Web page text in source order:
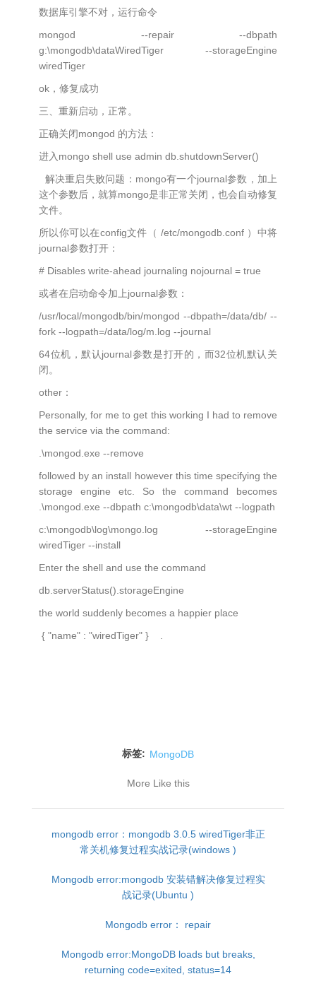
数据库引擎不对，运行命令
mongod --repair --dbpath
g:\mongodb\dataWiredTiger --storageEngine
wiredTiger
ok，修复成功
三、重新启动，正常。
正确关闭mongod 的方法：
进入mongo shell use admin db.shutdownServer()
解决重启失败问题：mongo有一个journal参数，加上
这个参数后，就算mongo是非正常关闭，也会自动修复
文件。
所以你可以在config文件（ /etc/mongodb.conf ）中将
journal参数打开：
# Disables write-ahead journaling nojournal = true
或者在启动命令加上journal参数：
/usr/local/mongodb/bin/mongod --dbpath=/data/db/ --
fork --logpath=/data/log/m.log --journal
64位机，默认journal参数是打开的，而32位机默认关
闭。
other：
Personally, for me to get this working I had to remove
the service via the command:
.\mongod.exe --remove
followed by an install however this time specifying the
storage engine etc. So the command becomes
.\mongod.exe --dbpath c:\mongodb\data\wt --logpath
c:\mongodb\log\mongo.log --storageEngine
wiredTiger --install
Enter the shell and use the command
db.serverStatus().storageEngine
the world suddenly becomes a happier place
{ "name" : "wiredTiger" } .
标签: MongoDB
More Like this
mongodb error：mongodb 3.0.5 wiredTiger非正
常关机修复过程实战记录(windows )
Mongodb error:mongodb 安装错解决修复过程实
战记录(Ubuntu )
Mongodb error： repair
Mongodb error:MongoDB loads but breaks,
returning code=exited, status=14